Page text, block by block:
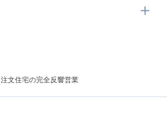
注文住宅の完全反響営業